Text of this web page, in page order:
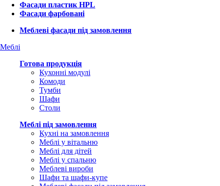
Фасади пластик HPL
Фасади фарбовані
Меблеві фасади під замовлення
Меблі
Готова продукція
Кухонні модулі
Комоди
Тумби
Шафи
Столи
Меблі під замовлення
Кухні на замовлення
Меблі у вітальню
Меблі для дітей
Меблі у спальню
Меблеві вироби
Шафи та шафи-купе